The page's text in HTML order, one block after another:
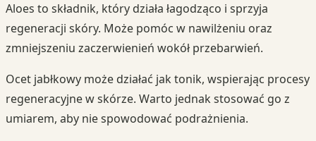
Aloes to składnik, który działa łagodząco i sprzyja
regeneracji skóry. Może pomóc w nawilżeniu oraz
zmniejszeniu zaczerwienień wokół przebarwień.
Ocet jabłkowy może działać jak tonik, wspierając procesy
regeneracyjne w skórze. Warto jednak stosować go z
umiarem, aby nie spowodować podrażnienia.